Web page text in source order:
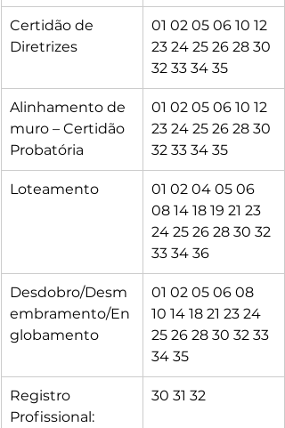
Certidão de
Diretrizes
01 02 05 06 10 12
23 24 25 26 28 30
32 33 34 35
Alinhamento de
muro – Certidão
Probatória
01 02 05 06 10 12
23 24 25 26 28 30
32 33 34 35
Loteamento
01 02 04 05 06
08 14 18 19 21 23
24 25 26 28 30 32
33 34 36
Desdobro/Desm
embramento/En
globamento
01 02 05 06 08
10 14 18 21 23 24
25 26 28 30 32 33
34 35
Registro
Profissional:
30 31 32